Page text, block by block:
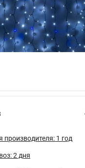
производителя: 1 год
2 дня